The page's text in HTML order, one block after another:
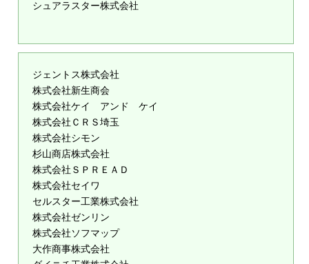
シュアラスター株式会社
ジェントス株式会社
株式会社新生商会
株式会社ケイ アンド ケイ
株式会社ＣＲＳ埼玉
株式会社シモン
杉山商店株式会社
株式会社ＳＰＲＥＡＤ
株式会社セイワ
セルスター工業株式会社
株式会社ゼンリン
株式会社ソフマップ
大作商事株式会社